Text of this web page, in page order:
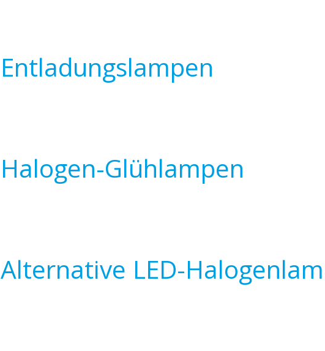
Entladungslampen
Halogen-Glühlampen
Alternative LED-